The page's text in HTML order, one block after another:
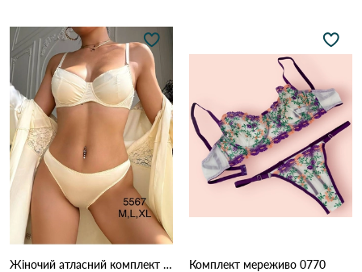
Жіночий атласний комплект білизни: бюстгальтер на кісточках та трусики (Опт) 5567 Айворі Комплект мереживо 0770